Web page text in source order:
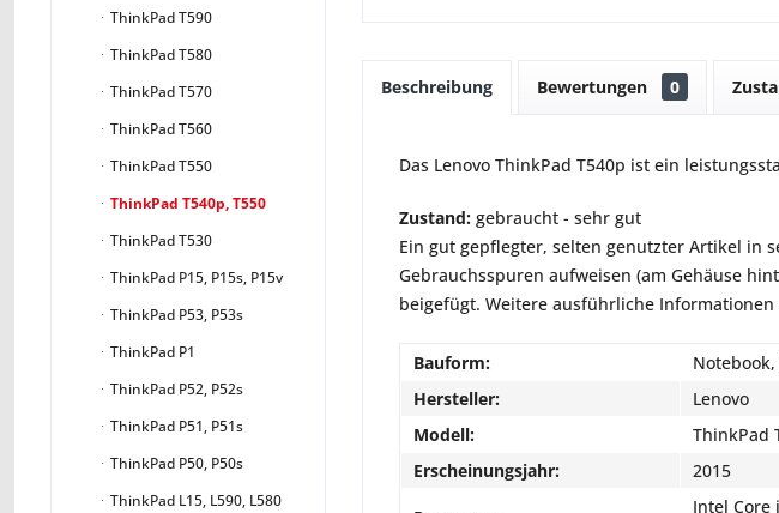
ThinkPad T590
ThinkPad T580
ThinkPad T570
ThinkPad T560
ThinkPad T550
ThinkPad T540p, T550
ThinkPad T530
ThinkPad P15, P15s, P15v
ThinkPad P53, P53s
ThinkPad P1
ThinkPad P52, P52s
ThinkPad P51, P51s
ThinkPad P50, P50s
ThinkPad L15, L590, L580
Beschreibung Bewertungen 0
Das Lenovo ThinkPad T540p ist ein
Zustand: gebraucht - sehr gut
Ein gut gepflegter, selten genutzter Artikel in
Gebrauchsspuren aufweisen (am Gehäuse
beigefügt. Weitere ausführliche
Bauform:
Hersteller:
Lenovo
Modell:
ThinkPad
Erscheinungsjahr:
2015
Intel Core